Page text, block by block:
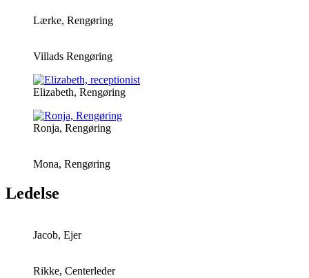
Lærke, Rengøring
Villads Rengøring
Elizabeth, Rengøring
Ronja, Rengøring
Mona, Rengøring
Ledelse
Jacob, Ejer
Rikke, Centerleder